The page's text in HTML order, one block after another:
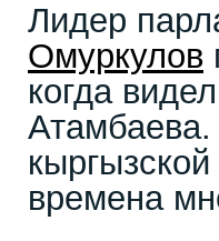
Лидер
Омуркулов
когда
времена